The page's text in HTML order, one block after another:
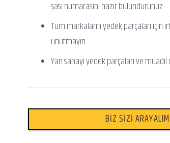
şasi numarasını hazır bulundurunuz.
Tüm markaların yedek parçaları için
unutmayın.
Yan sanayi yedek parçaları ve
BİZ SİZİ